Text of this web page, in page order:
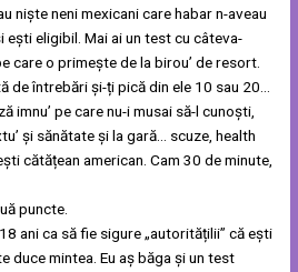
niște neni mexicani care habar n-aveau
ești eligibil. Mai ai un test cu câteva-
care o primește de la birou’ de resort.
de întrebări și-ți pică din ele 10 sau 20…
imnu’ pe care nu-i musai să-l cunoști,
și sănătate și la gară… scuze, health
cătățean american. Cam 30 de minute,
puncte.
ani ca să fie sigure „autoritățilii” că ești
duce mintea. Eu aș băga și un test